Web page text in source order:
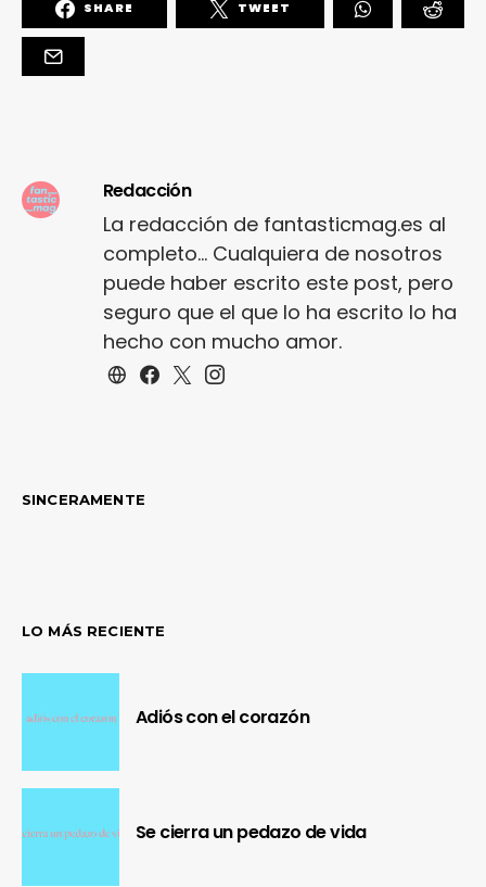
SHARE TWEET
Redacción
La redacción de fantasticmag.es al
completo... Cualquiera de nosotros
puede haber escrito este post, pero
seguro que el que lo ha escrito lo ha
hecho con mucho amor.
SINCERAMENTE
LO MÁS RECIENTE
Adiós con el corazón
Se cierra un pedazo de vida